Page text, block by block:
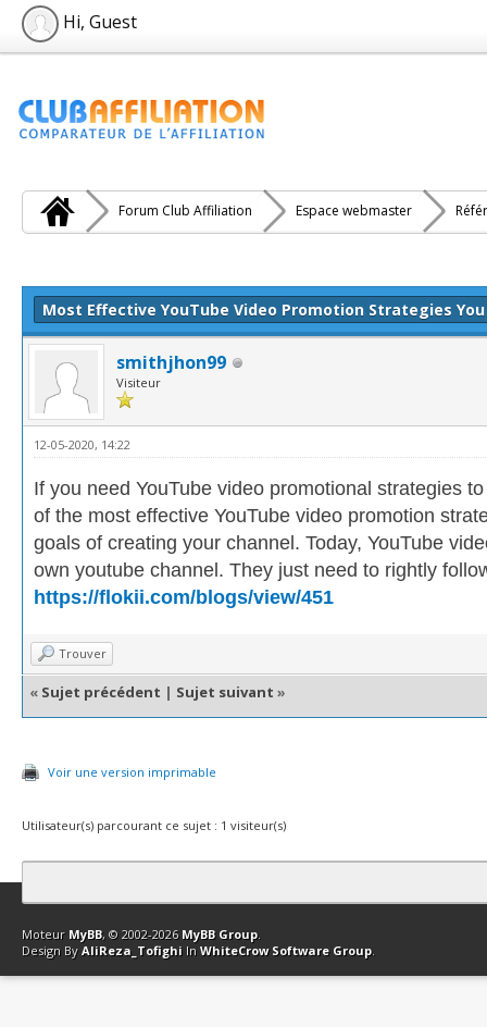
Hi, Guest
Forum Club Affiliation Espace webmaster
Most Effective YouTube Video Promotion Strategies You
smithjhon99
Visiteur
12-05-2020, 14:22
If you need YouTube video promotional strategies
of the most effective YouTube video promotion
goals of creating your channel. Today, YouTube
own youtube channel. They just need to rightly
https://flokii.com/blogs/view/451
Trouver
« Sujet précédent | Sujet suivant »
Voir une version imprimable
Utilisateur(s) parcourant ce sujet : 1 visiteur(s)
Contact Club Affiliation Retourner en haut Version bas-débit
Moteur MyBB, © 2002-2026 MyBB Group.
Design By AliReza_Tofighi In WhiteCrow Software Group.